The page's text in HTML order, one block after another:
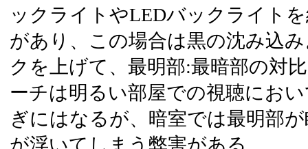
ックライトやLEDバックライト
があり、この場合は黒の沈み込
クを上げて、最明部:最暗部の対
ーチは明るい部屋での視聴にお
ぎにはなるが、暗室では最明部
が浮いてしまう弊害がある。